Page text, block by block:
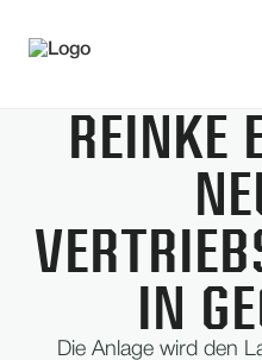
REINKE
IN
Die Anlage wird den